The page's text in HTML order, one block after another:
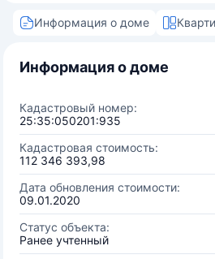
Информация о доме
Информация о доме
Кадастровый номер:
25:35:050201:935
Кадастровая стоимость:
112 346 393,98
Дата обновления стоимости:
09.01.2020
Статус объекта:
Ранее учтенный